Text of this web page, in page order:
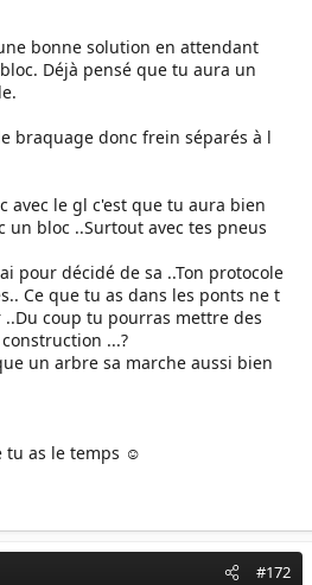
bonne solution en attendant
Déjà pensé que tu aura un
braquage donc frein séparés à l
avec le gl c'est que tu aura bien
un bloc ..Surtout avec tes pneus
pour décidé de sa ..Ton protocole
Ce que tu as dans les ponts ne t
..Du coup tu pourras mettre des
...?
un arbre sa marche aussi bien
tu as le temps ☺
#172